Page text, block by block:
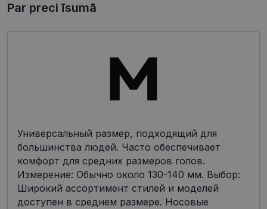
Par preci īsumā
Универсальный размер, подходящий для
большинства людей. Часто обеспечивает
комфорт для средних размеров голов.
Измерение: Обычно около 130-140 мм. Выбор:
Широкий ассортимент стилей и моделей
доступен в среднем размере. Носовые